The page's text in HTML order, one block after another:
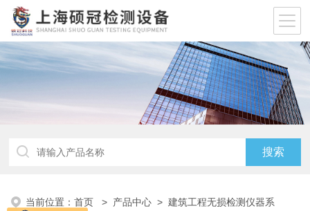
当前位置：首页 > 产品中心 >建筑工程无损检测仪器系